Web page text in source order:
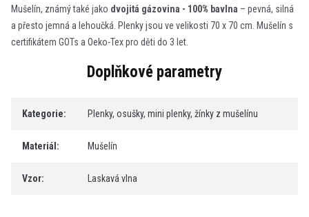
Mušelín, známý také jako dvojitá gázovina - 100% bavlna – pevná, silná
a přesto jemná a lehoučká. Plenky jsou ve velikosti 70 x 70 cm. Mušelín s
certifikátem GOTs a Oeko-Tex pro děti do 3 let.
Doplňkové parametry
Kategorie: Plenky, osušky, mini plenky, žínky z mušelínu
Materiál : Mušelín
Vzor: Laskavá vlna